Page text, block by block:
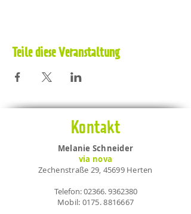
Teile diese Veranstaltung
Kontakt
Melanie Schneider
via nova
Zechenstraße 29, 45699 Herten
Telefon:02366. 9362380
Mobil: 0175. 8816667